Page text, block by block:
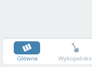
Główna Wykopalisko